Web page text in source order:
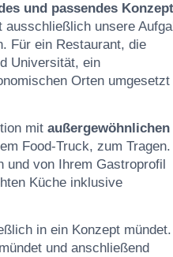
und passendes Konzept
unsere
Für ein Restaurant, die
Universität, ein
Orten umgesetzt
mit außergewöhnlichen
Food-Truck, zum Tragen.
und von Ihrem Gastroprofil
Küche inklusive
in ein Konzept mündet.
und anschließend